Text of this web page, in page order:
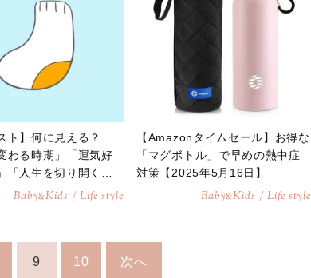
ト】何に見える？
わる時期」「運気好
「人生を切り開く
る診断
Baby&Kids / Life style
【Amazonタイムセール】お得な
「マグボトル」で早めの熱中症
対策【2025年5月16日】
Baby&Kids / Life style
9 10 次へ